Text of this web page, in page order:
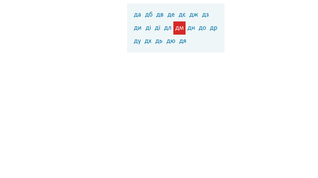
да дб дв де дє дж дз
ди ді дї дл дм дн до др
ду дх дь дю дя